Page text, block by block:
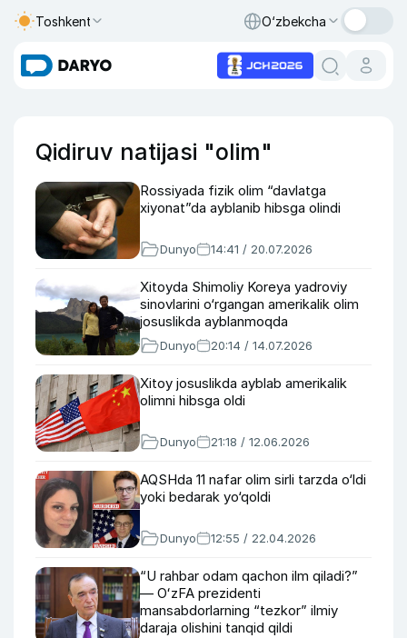
Toshkent O‘zbekcha
Qidiruv natijasi "olim"
Rossiyada fizik olim “davlatga
xiyonat”da ayblanib hibsga olindi
Dunyo 14:41 / 20.07.2026
Xitoyda Shimoliy Koreya yadroviy
sinovlarini o‘rgangan amerikalik olim
josuslikda ayblanmoqda
Dunyo 20:14 / 14.07.2026
Xitoy josuslikda ayblab amerikalik
olimni hibsga oldi
Dunyo 21:18 / 12.06.2026
AQSHda 11 nafar olim sirli tarzda o‘ldi
yoki bedarak yo‘qoldi
Dunyo 12:55 / 22.04.2026
“U rahbar odam qachon ilm qiladi?”
— OʻzFA prezidenti
mansabdorlarning “tezkor” ilmiy
daraja olishini tanqid qildi